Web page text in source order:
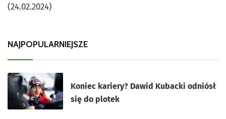
(24.02.2024)
NAJPOPULARNIEJSZE
Koniec kariery? Dawid Kubacki odniósł
się do plotek